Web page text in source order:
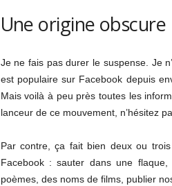
Une origine obscure
Je ne fais pas durer le suspense. Je
est populaire sur Facebook depuis
Mais voilà à peu près toutes les
lanceur de ce mouvement, n’hésitez
Par contre, ça fait bien deux ou
Facebook : sauter dans une
poèmes, des noms de films, publier